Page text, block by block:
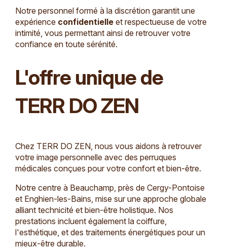
Notre personnel formé à la discrétion garantit une
expérience confidentielleet respectueuse de votre
intimité, vous permettant ainsi de retrouver votre
confiance en toute sérénité.
L'offre unique de
TERR DO ZEN
Chez TERR DO ZEN, nous vous aidons à retrouver
votre image personnelle avec des perruques
médicales conçues pour votre confort et bien-être.
Notre centre à Beauchamp, près de Cergy-Pontoise
et Enghien-les-Bains, mise sur une approche globale
alliant technicité et bien-être holistique. Nos
prestations incluent également la coiffure,
l'esthétique, et des traitements énergétiques pour un
mieux-être durable.